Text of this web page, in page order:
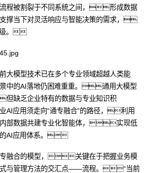
程被割裂于不同系统之间，形成数据
当下对灵活响应与智能决策的需求，
级。
模型技术已在多个专业领域超越人类能
中的AI落地仍困难重重。通用大模型
缺乏企业特有的数据与专业知识积
AI应用须走向“通专融合”的路径，利用
内部数据共建专业化智能体，实现低
AI应用体系。
专融合的模型，关键在于把握业务模
与管理方法的交汇点——流程。“当前